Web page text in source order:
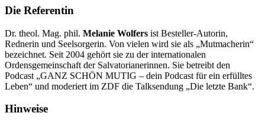
Die Referentin
Dr. theol. Mag. phil. Melanie Wolfers ist Besteller-Autorin,
Rednerin und Seelsorgerin. Von vielen wird sie als „Mutmacherin“
bezeichnet. Seit 2004 gehört sie zu der internationalen
Ordensgemeinschaft der Salvatorianerinnen. Sie betreibt den
Podcast „GANZ SCHÖN MUTIG – dein Podcast für ein erfülltes
Leben“ und moderiert im ZDF die Talksendung „Die letzte Bank“.
Hinweise